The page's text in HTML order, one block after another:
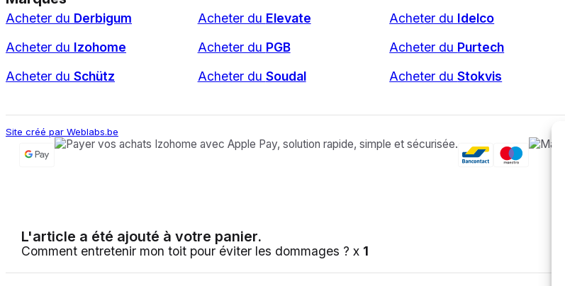
Acheter du Derbigum Acheter du Elevate Acheter du Idelco
Acheter du Izohome Acheter du PGB Acheter du Purtech
Acheter du Schütz Acheter du Soudal Acheter duStokvis
Site créé par Weblabs.be
L'article a été ajouté à votre panier.
Comment entretenir mon toit pour éviter les dommages ? x 1